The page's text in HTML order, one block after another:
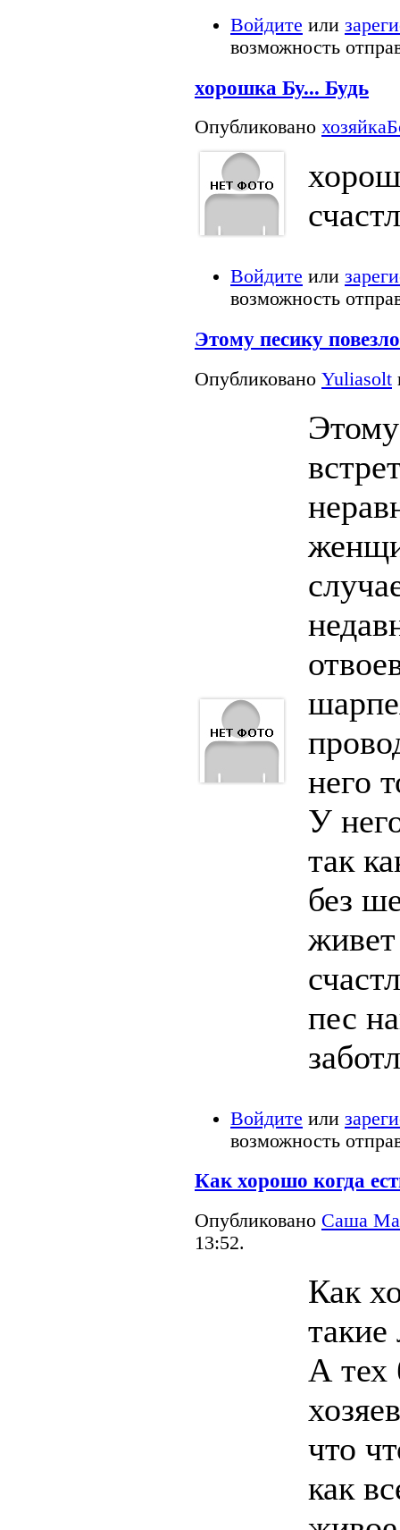
Войдите или
возможность
хорошка Бу... Будь
Опубликовано
Войдите или
возможность
Этому песику повезло
Опубликовано Yuliasolt
него
У
так
без
пес
Войдите или
возможность
Как хорошо когда
Опубликовано Саша
13:52.
Как
А
что
как